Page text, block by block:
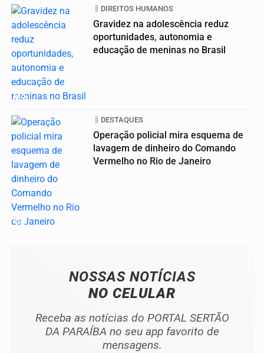
03
DIREITOS HUMANOS
Gravidez na adolescência reduz
oportunidades, autonomia e
educação de meninas no Brasil
04
DESTAQUES
Operação policial mira esquema de
lavagem de dinheiro do Comando
Vermelho no Rio de Janeiro
NOSSAS NOTÍCIAS
NO CELULAR
Receba as notícias do PORTAL SERTÃO
DA PARAÍBA no seu app favorito de
mensagens.